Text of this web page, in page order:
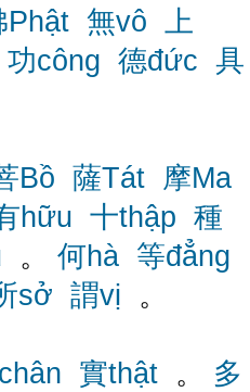
Phật 無vô 上
功công 德đức 具
Bồ 薩Tát 摩Ma
hữu 十thập 種
。 何hà 等đẳng
sở 謂vị 。
實thật 。 多